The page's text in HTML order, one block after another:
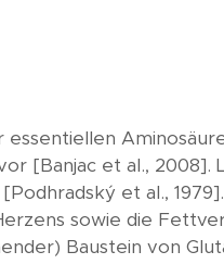
[Banjac et al., 2008].
et al.,
sowie die
Baustein von